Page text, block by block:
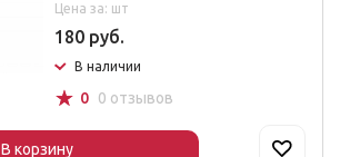
Цена за: шт
180 руб.
В наличии
☆ 0 0 отзывов
В корзину